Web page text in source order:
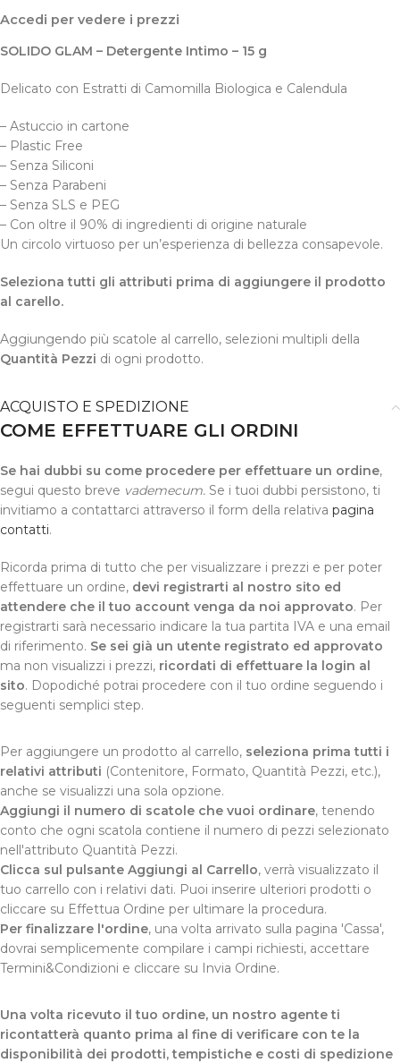
Accedi per vedere i prezzi
SOLIDO GLAM – Detergente Intimo – 15 g
Delicato con Estratti di Camomilla Biologica e Calendula
– Astuccio in cartone
– Plastic Free
– Senza Siliconi
– Senza Parabeni
– Senza SLS e PEG
– Con oltre il 90% di ingredienti di origine naturale
Un circolo virtuoso per un’esperienza di bellezza consapevole.
Seleziona tutti gli attributi prima di aggiungere il prodotto
al carello.
Aggiungendo più scatole al carrello, selezioni multipli della
Quantità Pezzi di ogni prodotto.
ACQUISTO E SPEDIZIONE
COME EFFETTUARE GLI ORDINI
Se hai dubbi su come procedere per effettuare un ordine,
segui questo breve vademecum. Se i tuoi dubbi persistono, ti
invitiamo a contattarci attraverso il form della relativa pagina
contatti.
Ricorda prima di tutto che per visualizzare i prezzi e per poter
effettuare un ordine, devi registrarti al nostro sito ed
attendere che il tuo account venga da noi approvato. Per
registrarti sarà necessario indicare la tua partita IVA e una email
di riferimento. Se sei già un utente registrato ed approvato
ma non visualizzi i prezzi, ricordati di effettuare la login al
sito. Dopodiché potrai procedere con il tuo ordine seguendo i
seguenti semplici step.
Per aggiungere un prodotto al carrello, seleziona prima tutti i
relativi attributi (Contenitore, Formato, Quantità Pezzi, etc.),
anche se visualizzi una sola opzione.
Aggiungi il numero di scatole che vuoi ordinare, tenendo
conto che ogni scatola contiene il numero di pezzi selezionato
nell'attributo Quantità Pezzi.
Clicca sul pulsante Aggiungi al Carrello, verrà visualizzato il
tuo carrello con i relativi dati. Puoi inserire ulteriori prodotti o
cliccare su Effettua Ordine per ultimare la procedura.
Per finalizzare l'ordine, una volta arrivato sulla pagina 'Cassa',
dovrai semplicemente compilare i campi richiesti, accettare
Termini&Condizioni e cliccare su Invia Ordine.
Una volta ricevuto il tuo ordine, un nostro agente ti
ricontatterà quanto prima al fine di verificare con te la
disponibilità dei prodotti, tempistiche e costi di spedizione